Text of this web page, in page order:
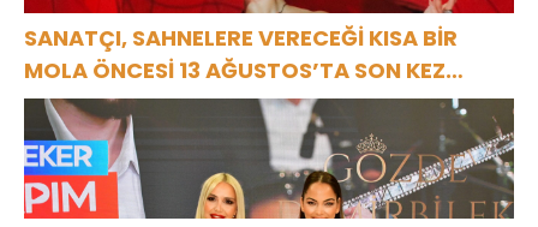
SANATÇI, SAHNELERE VERECEĞİ KISA BİR
MOLA ÖNCESİ 13 AĞUSTOS’TA SON KEZ
HARBİYE’DE OLACAK!